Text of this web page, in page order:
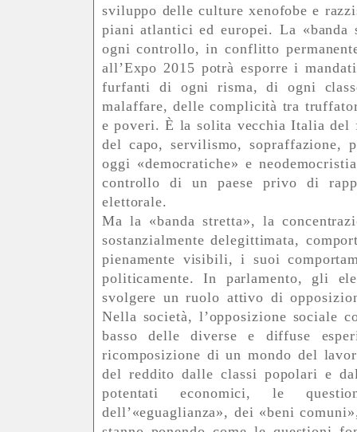
sviluppo delle culture xenofobe e
piani atlantici ed europei. La «banda
ogni controllo, in conflitto
all’Expo 2015 potrà esporre i
furfanti di ogni risma, di ogni
malaffare, delle complicità tra
e poveri. È la solita vecchia Italia
del capo, servilismo, sopraffazione,
oggi «democratiche» e
controllo di un paese privo di
elettorale.
Ma la «banda stretta», la
sostanzialmente delegittimata,
pienamente visibili, i suoi
politicamente. In parlamento, gli
svolgere un ruolo attivo di
Nella società, l’opposizione sociale
basso delle diverse e diffuse
ricomposizione di un mondo del
del reddito dalle classi popolari e
potentati economici, le
dell’«eguaglianza», dei «beni